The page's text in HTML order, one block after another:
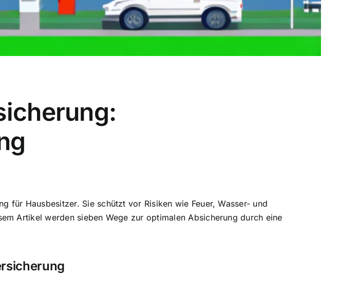
für Hausbesitzer. Sie schützt vor Risiken wie Feuer, Wasser- und
Artikel werden sieben Wege zur optimalen Absicherung durch eine